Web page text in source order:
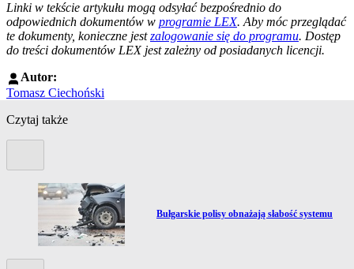
Linki w tekście artykułu mogą odsyłać bezpośrednio do
odpowiednich dokumentów w programie LEX. Aby móc przeglądać
te dokumenty, konieczne jestzalogowanie się do programu. Dostęp
do treści dokumentów LEX jest zależny od posiadanych licencji.
Autor:
Tomasz Ciechoński
Czytaj także
Przejdź do artykułu:
Bułgarskie polisy obnażają słabość systemu